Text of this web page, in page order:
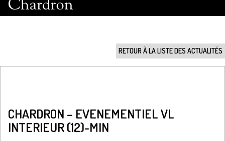
RETOUR À LA LISTE DES ACTUALITÉS
CHARDRON – EVENEMENTIEL VL
INTERIEUR (12)-MIN